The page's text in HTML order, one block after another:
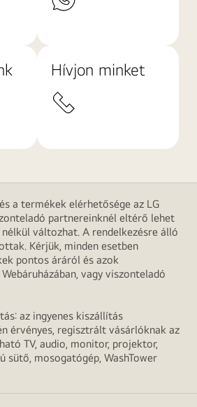
Hívjon minket
a termékek elérhetősége az LG
partnereinknél eltérő lehet
változhat. A rendelkezésre álló
Kérjük, minden esetben
pontos áráról és azok
vagy viszonteladó
az ingyenes kiszállítás
érvényes, regisztrált vásárlóknak az
TV, audio, monitor, projektor,
sütő, mosogatógép, WashTower